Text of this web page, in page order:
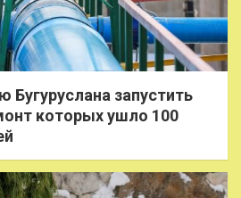
Бугуруслана запустить
которых ушло 100